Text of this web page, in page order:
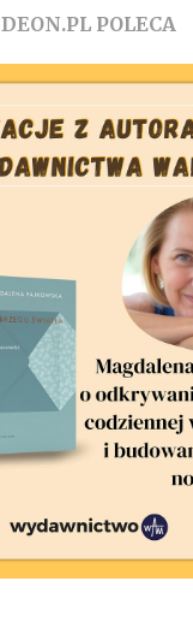
DEON.PL POLECA